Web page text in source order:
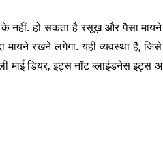
के नहीं. हो सकता है रसूख़ और पैसा मायने
रखने लगेगा. यही व्यवस्था है, जिसे
माई डियर, इट्स नॉट ब्लाइंडनेस इट्स अ